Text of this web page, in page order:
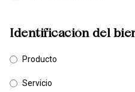
Identificación del
Producto
Servicio